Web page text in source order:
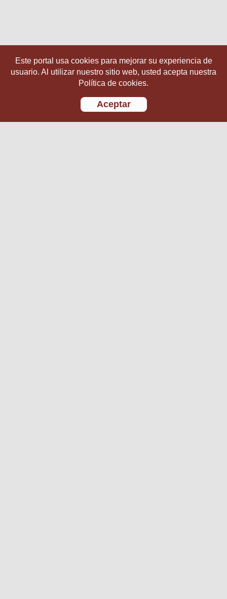
Este portal usa cookies para mejorar su experiencia de
usuario. Al utilizar nuestro sitio web, usted acepta nuestra
Política de cookies.
Aceptar